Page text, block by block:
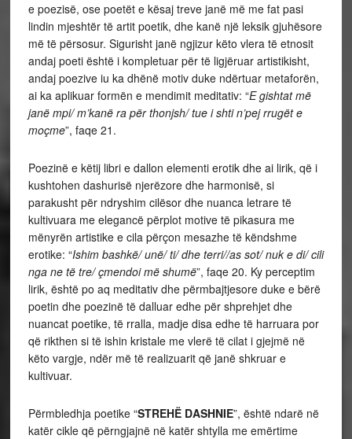
e poezisë, ose poetët e kësaj treve janë më me fat pasi
lindin mjeshtër të artit poetik, dhe kanë një leksik gjuhësore
më të përsosur. Sigurisht janë ngjizur këto vlera të etnosit
andaj poeti është i kompletuar për të ligjëruar artistikisht,
andaj poezive iu ka dhënë motiv duke ndërtuar metaforën,
ai ka aplikuar formën e mendimit meditativ: “E gishtat më
janë mpi/ m’kanë ra për thonjsh/ tue i shti n’pej rrugët e
moçme”, faqe 21.
Poezinë e këtij libri e dallon elementi erotik dhe ai lirik, që i
kushtohen dashurisë njerëzore dhe harmonisë, si
parakusht për ndryshim cilësor dhe nuanca letrare të
kultivuara me elegancë përplot motive të pikasura me
mënyrën artistike e cila përçon mesazhe të këndshme
erotike: “Ishim bashkë/ unë/ ti/ dhe terri//as sot/ nuk e di/ cili
nga ne të tre/ çmendoi më shumë”, faqe 20. Ky perceptim
lirik, është po aq meditativ dhe përmbajtjesore duke e bërë
poetin dhe poezinë të dalluar edhe për shprehjet dhe
nuancat poetike, të rralla, madje disa edhe të harruara por
që rikthen si të ishin kristale me vlerë të cilat i gjejmë në
këto vargje, ndër më të realizuarit që janë shkruar e
kultivuar.
Përmbledhja poetike “STREHË DASHNIE”, është ndarë në
katër cikle që përngjajnë në katër shtylla me emërtime